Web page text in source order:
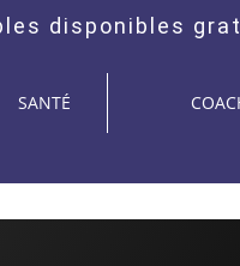
disponibles
SANTÉ